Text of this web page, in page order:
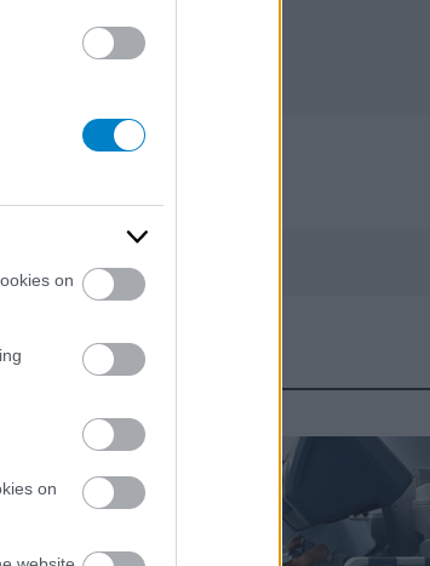
on
on